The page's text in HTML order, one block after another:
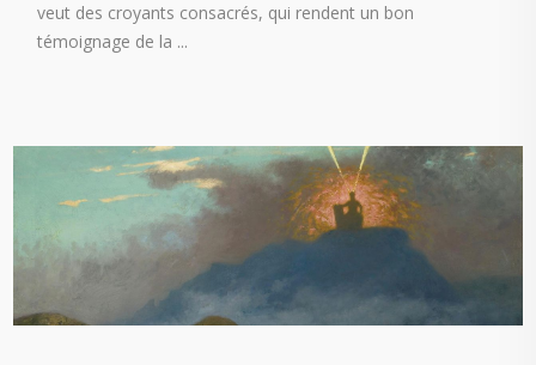
veut des croyants consacrés, qui rendent un bon
témoignage de la